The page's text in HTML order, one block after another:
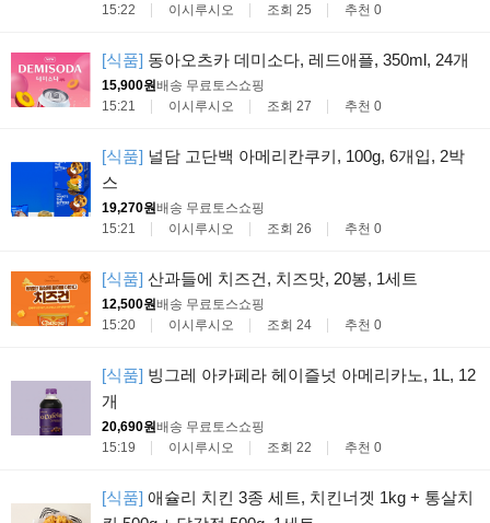
15:22
이시루시오 조회 25 추천 0
[식품] 동아오츠카 데미소다, 레드애플, 350ml, 24개
15,900원배송 무료 토스쇼핑
15:21
이시루시오 조회 27 추천 0
[식품] 널담 고단백 아메리칸쿠키, 100g, 6개입, 2박
스
19,270원배송 무료 토스쇼핑
15:21
이시루시오 조회 26 추천 0
[식품] 산과들에 치즈건, 치즈맛, 20봉, 1세트
12,500원배송 무료 토스쇼핑
15:20
이시루시오 조회 24 추천 0
[식품] 빙그레 아카페라 헤이즐넛 아메리카노, 1L, 12
개
20,690원배송 무료 토스쇼핑
15:19
이시루시오 조회 22 추천 0
[식품] 애슐리 치킨 3종 세트, 치킨너겟 1kg + 통살치